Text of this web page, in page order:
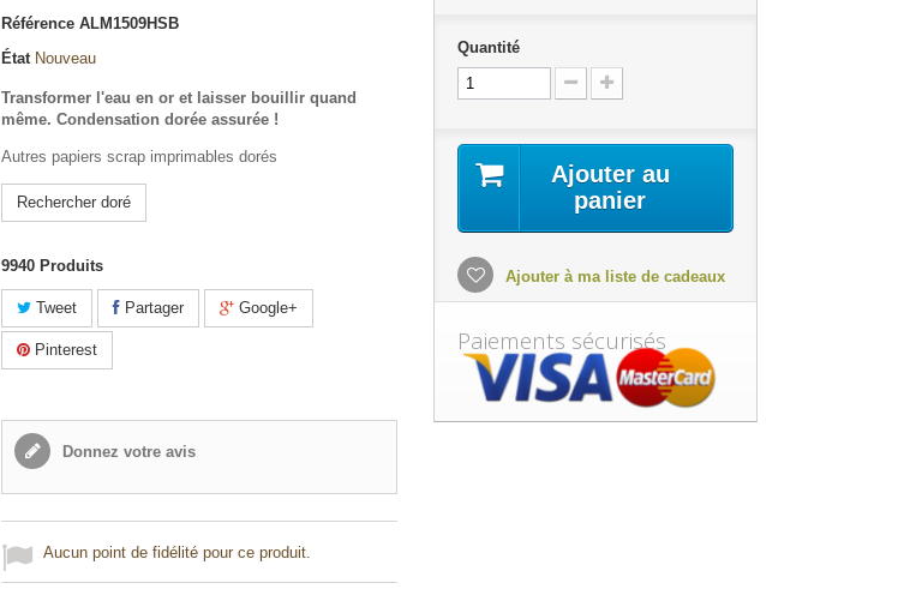
Référence ALM1509HSB
État Nouveau
Transformer l'eau en or et laisser bouillir quand
même. Condensation dorée assurée !
Autres papiers scrap imprimables dorés
Rechercher doré
9940 Produits
Tweet Partager Google+
Pinterest
Donnez votre avis
Aucun point de fidélité pour ce produit.
Quantité
Ajouter au
panier
Ajouter à ma liste de cadeaux
Paiements sécurisés